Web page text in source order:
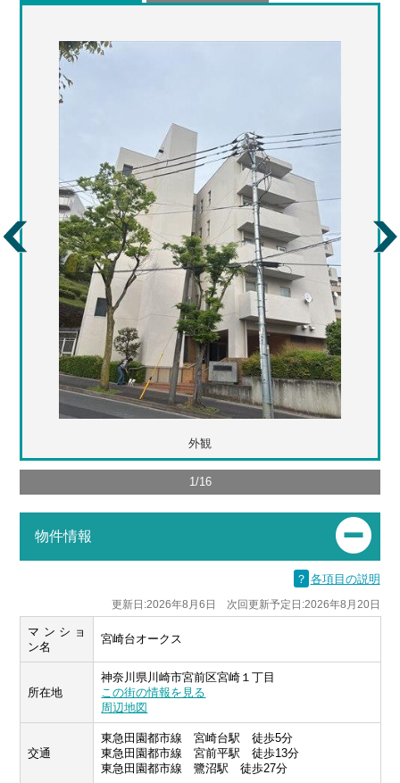
外観
1 /16
物件情報
？ 各項目の説明
更新日:2026年8月6日 次回更新予定日:2026年8月20日
マンショ
ン名
宮崎台オークス
所在地
神奈川県川崎市宮前区宮崎１丁目
この街の情報を見る
周辺地図
交通
東急田園都市線 宮崎台駅 徒歩5分
東急田園都市線 宮前平駅 徒歩13分
東急田園都市線 鷺沼駅 徒歩27分